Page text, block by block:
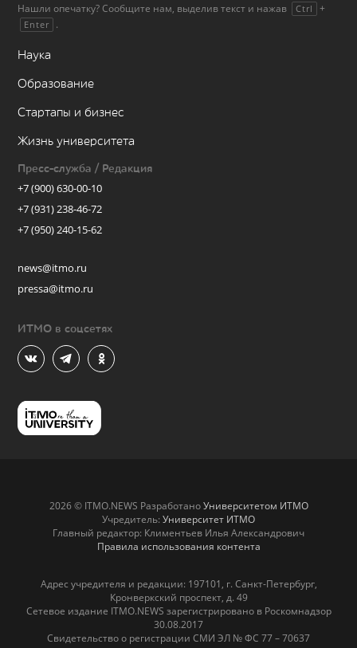
Нашли опечатку? Сообщите нам, выделив текст и нажав Ctrl +
Enter .
Наука
Образование
Стартапы и бизнес
Жизнь университета
Пресс-служба / Редакция
+7 (900) 630-00-10
+7 (931) 238-46-72
+7 (950) 240-15-62
news@itmo.ru
pressa@itmo.ru
ИТМО в соцсетях
2026 © ITMO.NEWS РазработаноУниверситетом ИТМО
Учредитель: Университет ИТМО
Главный редактор: Климентьев Илья Александрович
Правила использования контента
Адрес учредителя и редакции: 197101, г. Санкт-Петербург,
Кронверкский проспект, д. 49
Сетевое издание ITMO.NEWS зарегистрировано в Роскомнадзор
30.08.2017
Свидетельство о регистрации СМИ ЭЛ № ФС 77 – 70637